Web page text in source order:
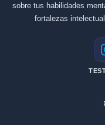
sobre tus habilidades
fortalezas